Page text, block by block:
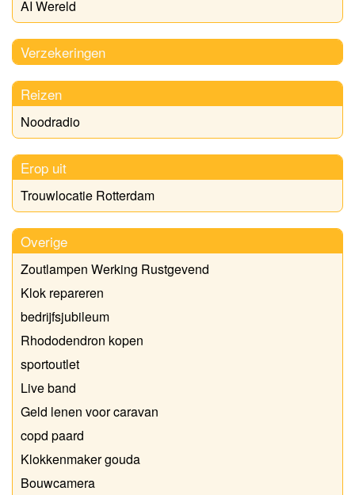
AI Wereld
Verzekeringen
Reizen
Noodradio
Erop uit
Trouwlocatie Rotterdam
Overige
Zoutlampen Werking Rustgevend
Klok repareren
bedrijfsjubileum
Rhododendron kopen
sportoutlet
Live band
Geld lenen voor caravan
copd paard
Klokkenmaker gouda
Bouwcamera